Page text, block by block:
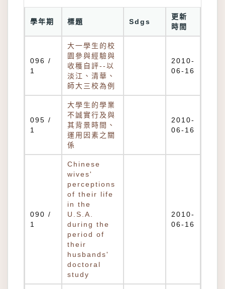
學年期 標題 Sdgs
更新
時間
096 /
1
大一學生的校
園參與經驗與
收穫自評--以
淡江、清華、
師大三校為例
2010-
06-16
095 /
1
大學生的學業
不誠實行及與
其背景時間、
運用因素之關
係
2010-
06-16
090 /
1
Chinese
wives'
perceptions
of their life
in the
U.S.A.
during the
period of
their
husbands'
doctoral
study
2010-
06-16